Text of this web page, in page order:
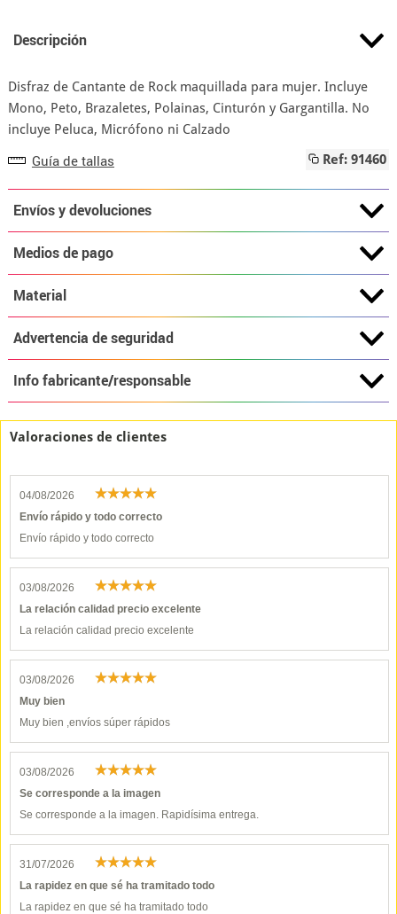
Descripción
Disfraz de Cantante de Rock maquillada para mujer. Incluye
Mono, Peto, Brazaletes, Polainas, Cinturón y Gargantilla. No
incluye Peluca, Micrófono ni Calzado
Guía de tallas Ref: 91460
Envíos y devoluciones
Medios de pago
Material
Advertencia de seguridad
Info fabricante/responsable
Valoraciones de clientes
04/08/2026
Envío rápido y todo correcto
Envío rápido y todo correcto
03/08/2026
La relación calidad precio excelente
La relación calidad precio excelente
03/08/2026
Muy bien
Muy bien ,envíos súper rápidos
03/08/2026
Se corresponde a la imagen
Se corresponde a la imagen. Rapidísima entrega.
31/07/2026
La rapidez en que sé ha tramitado todo
La rapidez en que sé ha tramitado todo